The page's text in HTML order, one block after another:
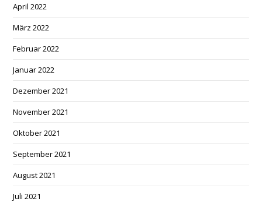
April 2022
März 2022
Februar 2022
Januar 2022
Dezember 2021
November 2021
Oktober 2021
September 2021
August 2021
Juli 2021